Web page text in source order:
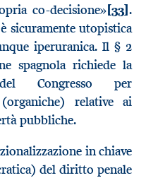
co-decisione»[33].
sicuramente utopistica
iperuranica. Il § 2
spagnola richiede la
Congresso per
relative ai
pubbliche.
in chiave
del diritto penale